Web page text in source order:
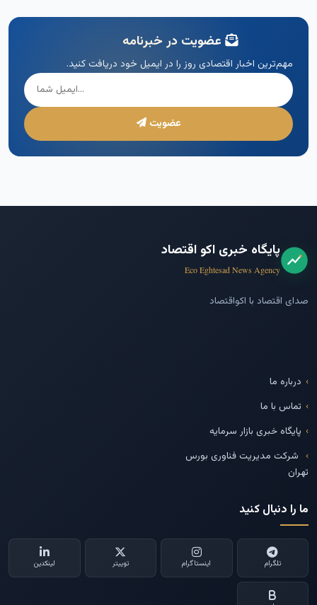
عضویت در خبرنامه
مهم‌ترین اخبار اقتصادی روز را در ایمیل خود دریافت کنید.
عضویت
پایگاه خبری اکو اقتصاد
Eco Eghtesad News Agency
صدای اقتصاد با اکواقتصاد
درباره ما
تماس با ما
پایگاه خبری بازار سرمایه
شرکت مدیریت فناوری بورس
تهران
ما را دنبال کنید
تلگرام اینستاگرام توییتر لینکدین